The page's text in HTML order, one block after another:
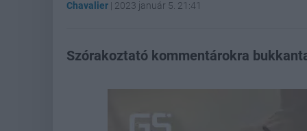
Chavalier | 2023 január 5. 21:41
Szórakoztató kommentárokra